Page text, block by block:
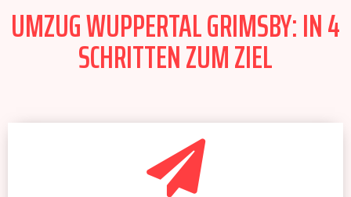
UMZUG WUPPERTAL GRIMSBY: IN 4
SCHRITTEN ZUM ZIEL